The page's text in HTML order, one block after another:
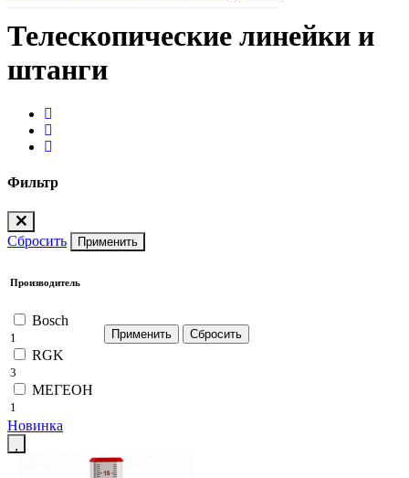
Телескопические линейки и
штанги
Фильтр
Сбросить Применить
Производитель
Bosch
1
RGK
3
МЕГЕОН
1
Новинка